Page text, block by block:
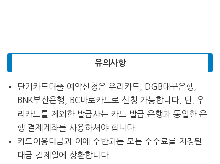
유의사항
단기카드대출 예약신청은 우리카드, DGB대구은행,
BNK부산은행, BC바로카드로 신청 가능합니다. 단, 우
리카드를 제외한 발급사는 카드 발급 은행과 동일한 은
행 결제계좌를 사용하셔야 합니다.
카드이용대금과 이에 수반되는 모든 수수료를 지정된
대금 결제일에 상환합니다.